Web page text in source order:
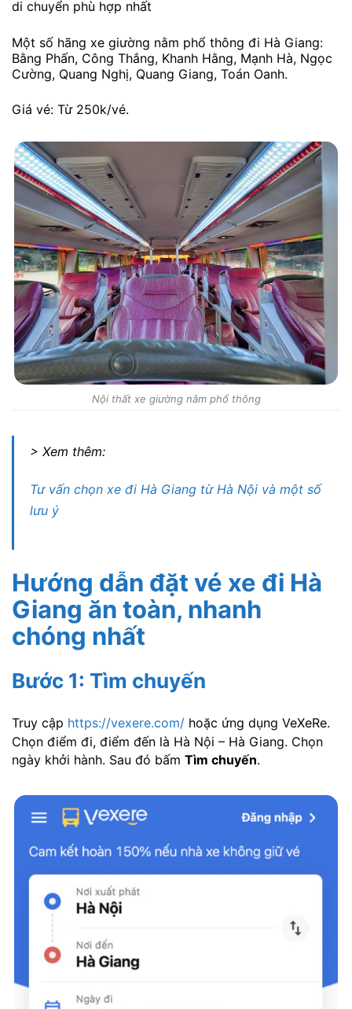
di chuyển phù hợp nhất
Một số hãng xe giường nằm phổ thông đi Hà Giang:
Bằng Phấn, Công Thắng, Khanh Hằng, Mạnh Hà, Ngọc
Cường, Quang Nghị, Quang Giang, Toán Oanh.
Giá vé: Từ 250k/vé.
Nội thất xe giường nằm phổ thông
> Xem thêm:
Tư vấn chọn xe đi Hà Giang từ Hà Nội và một số
lưu ý
Hướng dẫn đặt vé xe đi Hà
Giang ăn toàn, nhanh
chóng nhất
Bước 1: Tìm chuyến
Truy cập https://vexere.com/ hoặc ứng dụng VeXeRe.
Chọn điểm đi, điểm đến là Hà Nội – Hà Giang. Chọn
ngày khởi hành. Sau đó bấm Tìm chuyến.